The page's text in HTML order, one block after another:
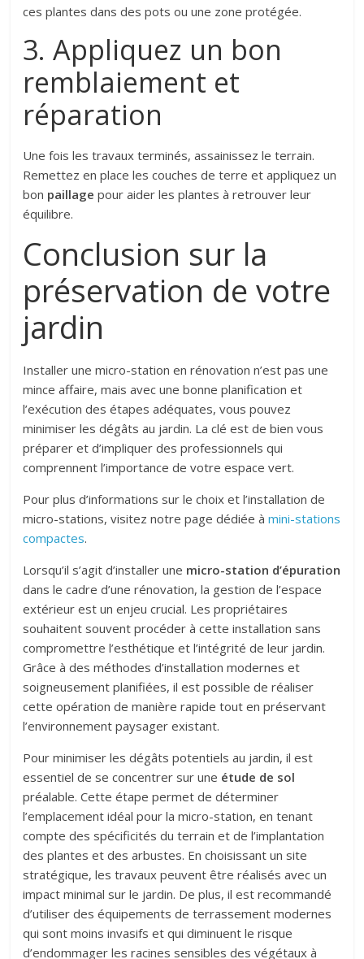
ces plantes dans des pots ou une zone protégée.
3. Appliquez un bon
remblaiement et
réparation
Une fois les travaux terminés, assainissez le terrain.
Remettez en place les couches de terre et appliquez un
bon paillage pour aider les plantes à retrouver leur
équilibre.
Conclusion sur la
préservation de votre
jardin
Installer une micro-station en rénovation n’est pas une
mince affaire, mais avec une bonne planification et
l’exécution des étapes adéquates, vous pouvez
minimiser les dégâts au jardin. La clé est de bien vous
préparer et d’impliquer des professionnels qui
comprennent l’importance de votre espace vert.
Pour plus d’informations sur le choix et l’installation de
micro-stations, visitez notre page dédiée àmini-stations
compactes.
Lorsqu’il s’agit d’installer une micro-station d’épuration
dans le cadre d’une rénovation, la gestion de l’espace
extérieur est un enjeu crucial. Les propriétaires
souhaitent souvent procéder à cette installation sans
compromettre l’esthétique et l’intégrité de leur jardin.
Grâce à des méthodes d’installation modernes et
soigneusement planifiées, il est possible de réaliser
cette opération de manière rapide tout en préservant
l’environnement paysager existant.
Pour minimiser les dégâts potentiels au jardin, il est
essentiel de se concentrer sur une étude de sol
préalable. Cette étape permet de déterminer
l’emplacement idéal pour la micro-station, en tenant
compte des spécificités du terrain et de l’implantation
des plantes et des arbustes. En choisissant un site
stratégique, les travaux peuvent être réalisés avec un
impact minimal sur le jardin. De plus, il est recommandé
d’utiliser des équipements de terrassement modernes
qui sont moins invasifs et qui diminuent le risque
d’endommager les racines sensibles des végétaux à